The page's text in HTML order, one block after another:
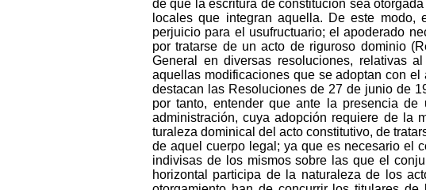
de que la escritura de constitución sea
locales que integran aquella. De este
perjuicio para el usufructuario; el apoderado
por tratarse de un acto de riguroso dominio
General en diversas resoluciones, relativas
aquellas modificaciones que se adoptan con
destacan las Resoluciones de 27 de junio de
por tanto, entender que ante la presencia
administración, cuya adopción requiere de la
turaleza dominical del acto constitutivo, de
de aquel cuerpo legal; ya que es necesario el
indivisas de los mismos sobre las que el
horizontal participa de la naturaleza de los